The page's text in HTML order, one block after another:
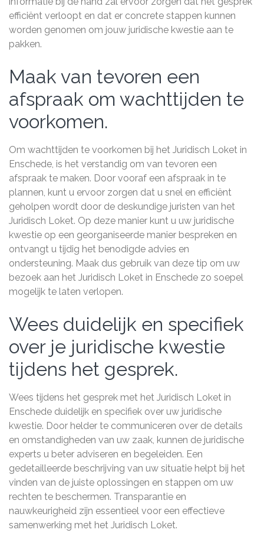
efficiënt verloopt en dat er concrete stappen kunnen
worden genomen om jouw juridische kwestie aan te
pakken.
Maak van tevoren een
afspraak om wachttijden te
voorkomen.
Om wachttijden te voorkomen bij het Juridisch Loket in
Enschede, is het verstandig om van tevoren een
afspraak te maken. Door vooraf een afspraak in te
plannen, kunt u ervoor zorgen dat u snel en efficiënt
geholpen wordt door de deskundige juristen van het
Juridisch Loket. Op deze manier kunt u uw juridische
kwestie op een georganiseerde manier bespreken en
ontvangt u tijdig het benodigde advies en
ondersteuning. Maak dus gebruik van deze tip om uw
bezoek aan het Juridisch Loket in Enschede zo soepel
mogelijk te laten verlopen.
Wees duidelijk en specifiek
over je juridische kwestie
tijdens het gesprek.
Wees tijdens het gesprek met het Juridisch Loket in
Enschede duidelijk en specifiek over uw juridische
kwestie. Door helder te communiceren over de details
en omstandigheden van uw zaak, kunnen de juridische
experts u beter adviseren en begeleiden. Een
gedetailleerde beschrijving van uw situatie helpt bij het
vinden van de juiste oplossingen en stappen om uw
rechten te beschermen. Transparantie en
nauwkeurigheid zijn essentieel voor een effectieve
samenwerking met het Juridisch Loket.